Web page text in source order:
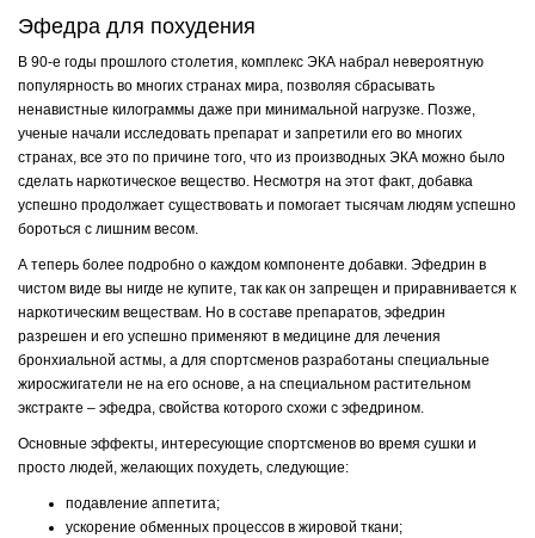
Эфедра для похудения
В 90-е годы прошлого столетия, комплекс ЭКА набрал невероятную
популярность во многих странах мира, позволяя сбрасывать
ненавистные килограммы даже при минимальной нагрузке. Позже,
ученые начали исследовать препарат и запретили его во многих
странах, все это по причине того, что из производных ЭКА можно было
сделать наркотическое вещество. Несмотря на этот факт, добавка
успешно продолжает существовать и помогает тысячам людям успешно
бороться с лишним весом.
А теперь более подробно о каждом компоненте добавки. Эфедрин в
чистом виде вы нигде не купите, так как он запрещен и приравнивается к
наркотическим веществам. Но в составе препаратов, эфедрин
разрешен и его успешно применяют в медицине для лечения
бронхиальной астмы, а для спортсменов разработаны специальные
жиросжигатели не на его основе, а на специальном растительном
экстракте – эфедра, свойства которого схожи с эфедрином.
Основные эффекты, интересующие спортсменов во время сушки и
просто людей, желающих похудеть, следующие:
подавление аппетита;
ускорение обменных процессов в жировой ткани;